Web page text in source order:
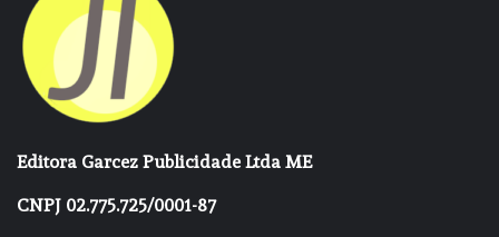
Editora Garcez Publicidade Ltda ME
CNPJ 02.775.725/0001-87